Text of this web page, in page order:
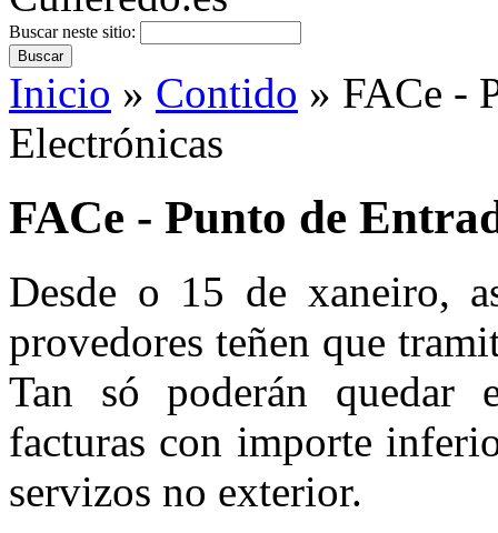
Buscar neste sitio:
Inicio » Contido » FACe -
Electrónicas
FACe - Punto de
Desde o 15 de xaneiro,
provedores teñen que
Tan só poderán quedar
facturas con importe
servizos no exterior.